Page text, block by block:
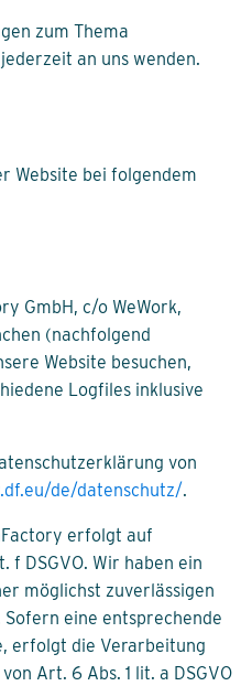
zum Thema
an uns wenden.
Website bei folgendem
GmbH, c/o WeWork,
(nachfolgend
Website besuchen,
Logfiles inklusive
von
de/datenschutz/.
erfolgt auf
f DSGVO. Wir haben ein
möglichst zuverlässigen
eine entsprechende
erfolgt die Verarbeitung
Art. 6 Abs. 1 lit. a DSGVO